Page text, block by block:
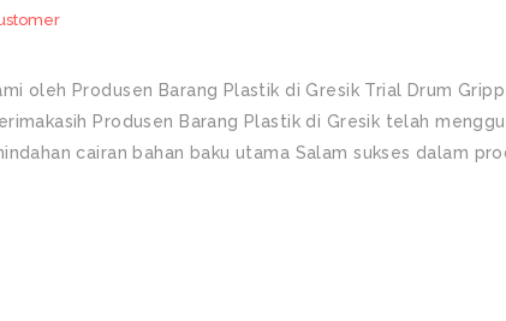
oleh Produsen Barang Plastik di Gresik Trial Drum
Produsen Barang Plastik di Gresik telah
cairan bahan baku utama Salam sukses dalam